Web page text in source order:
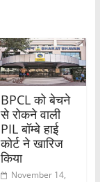
BPCL को बेचने
से रोकने वाली
PIL बॉम्बे हाई
कोर्ट ने खारिज
किया
November 14,